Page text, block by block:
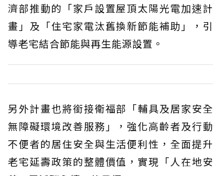
濟部推動的「家戶設置屋頂太陽光電加速計
畫」及「住宅家電汰舊換新節能補助」，引
導老宅結合節能與再生能源設置。
另外計畫也將銜接衛福部「輔具及居家安全
無障礙環境改善服務」，強化高齡者及行動
不便者的居住安全與生活便利性，全面提升
老宅延壽政策的整體價值，實現「人在地安